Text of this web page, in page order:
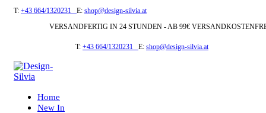
T: +43 664/1320231 E: shop@design-silvia.at
VERSANDFERTIG IN 24 STUNDEN - AB 99€
T: +43 664/1320231 E: shop@design-silvia.at
Home
New In